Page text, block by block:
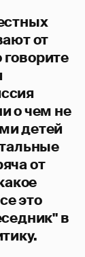
от
о чем не
детей
от
это
в